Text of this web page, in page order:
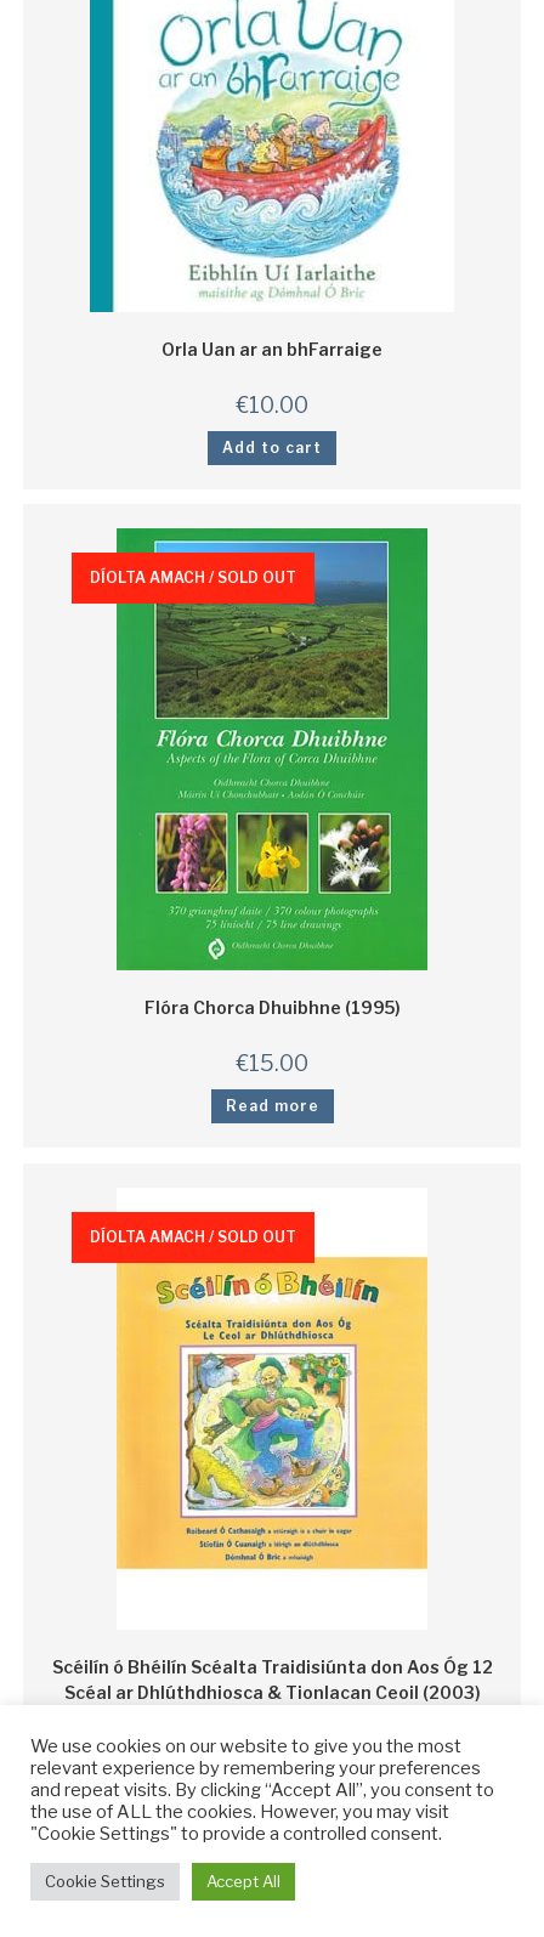
Orla Uan ar an bhFarraige
€10.00
Add to cart
DÍOLTA AMACH / SOLD OUT
Flóra Chorca Dhuibhne (1995)
€15.00
Read more
DÍOLTA AMACH / SOLD OUT
Scéilín ó Bhéilín Scéalta Traidisiúnta don Aos Óg 12
Scéal ar Dhlúthdhiosca & Tionlacan Ceoil (2003)
€20.00
Read more
We use cookies on our website to give you the most
relevant experience by remembering your preferences
and repeat visits. By clicking “Accept All”, you consent to
the use of ALL the cookies. However, you may visit
"Cookie Settings" to provide a controlled consent.
Cookie Settings Accept All